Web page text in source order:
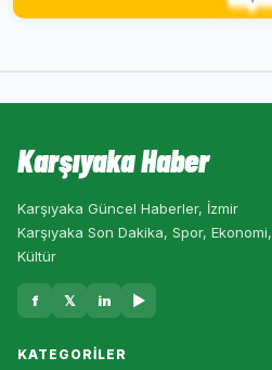
Karşıyaka Haber
Karşıyaka Güncel Haberler, İzmir
Karşıyaka Son Dakika, Spor, Ekonomi,
Kültür
f 𝕏 in ▶
KATEGORILER